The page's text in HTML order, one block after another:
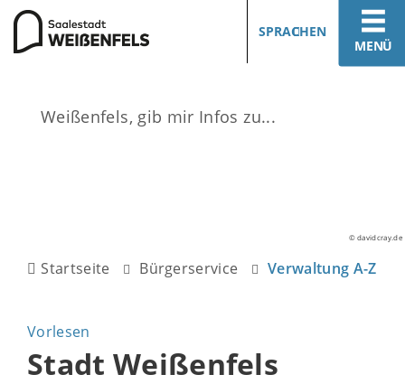
MENÜ
SPRACHEN
© davidcray.de
Startseite Bürgerservice Verwaltung A-Z
Vorlesen
Stadt Weißenfels